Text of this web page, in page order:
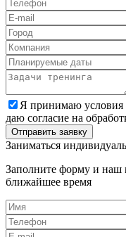
Я принимаю условия
даю согласие на
Заниматься
Заполните форму и наш
ближайшее время